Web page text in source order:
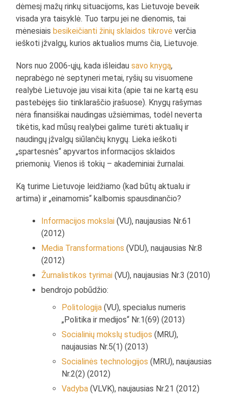
dėmesį mažų rinkų situacijoms, kas Lietuvoje beveik
visada yra taisyklė. Tuo tarpu jei ne dienomis, tai
mėnesiais besikeičianti žinių sklaidos tikrovė verčia
ieškoti įžvalgų, kurios aktualios mums čia, Lietuvoje.
Nors nuo 2006-ųjų, kada išleidausavo knygą,
neprabėgo nė septyneri metai, ryšių su visuomene
realybė Lietuvoje jau visai kita (apie tai ne kartą esu
pastebėjęs šio tinklaraščio įrašuose). Knygų rašymas
nėra finansiškai naudingas užsiėmimas, todėl neverta
tikėtis, kad mūsų realybei galime turėti aktualių ir
naudingų įžvalgų siūlančių knygų. Lieka ieškoti
„spartesnės“ apyvartos informacijos sklaidos
priemonių. Vienos iš tokių – akademiniai žurnalai.
Ką turime Lietuvoje leidžiamo (kad būtų aktualu ir
artima) ir „einamomis“ kalbomis spausdinančio?
Informacijos mokslai (VU), naujausias Nr.61
(2012)
Media Transformations (VDU), naujausias Nr.8
(2012)
Žurnalistikos tyrimai (VU), naujausias Nr.3 (2010)
bendrojo pobūdžio:
Politologija (VU), specialus numeris
„Politika ir medijos“ Nr.1(69) (2013)
Socialinių mokslų studijos (MRU),
naujausias Nr.5(1) (2013)
Socialinės technologijos (MRU), naujausias
Nr.2(2) (2012)
Vadyba (VLVK), naujausias Nr.21 (2012)